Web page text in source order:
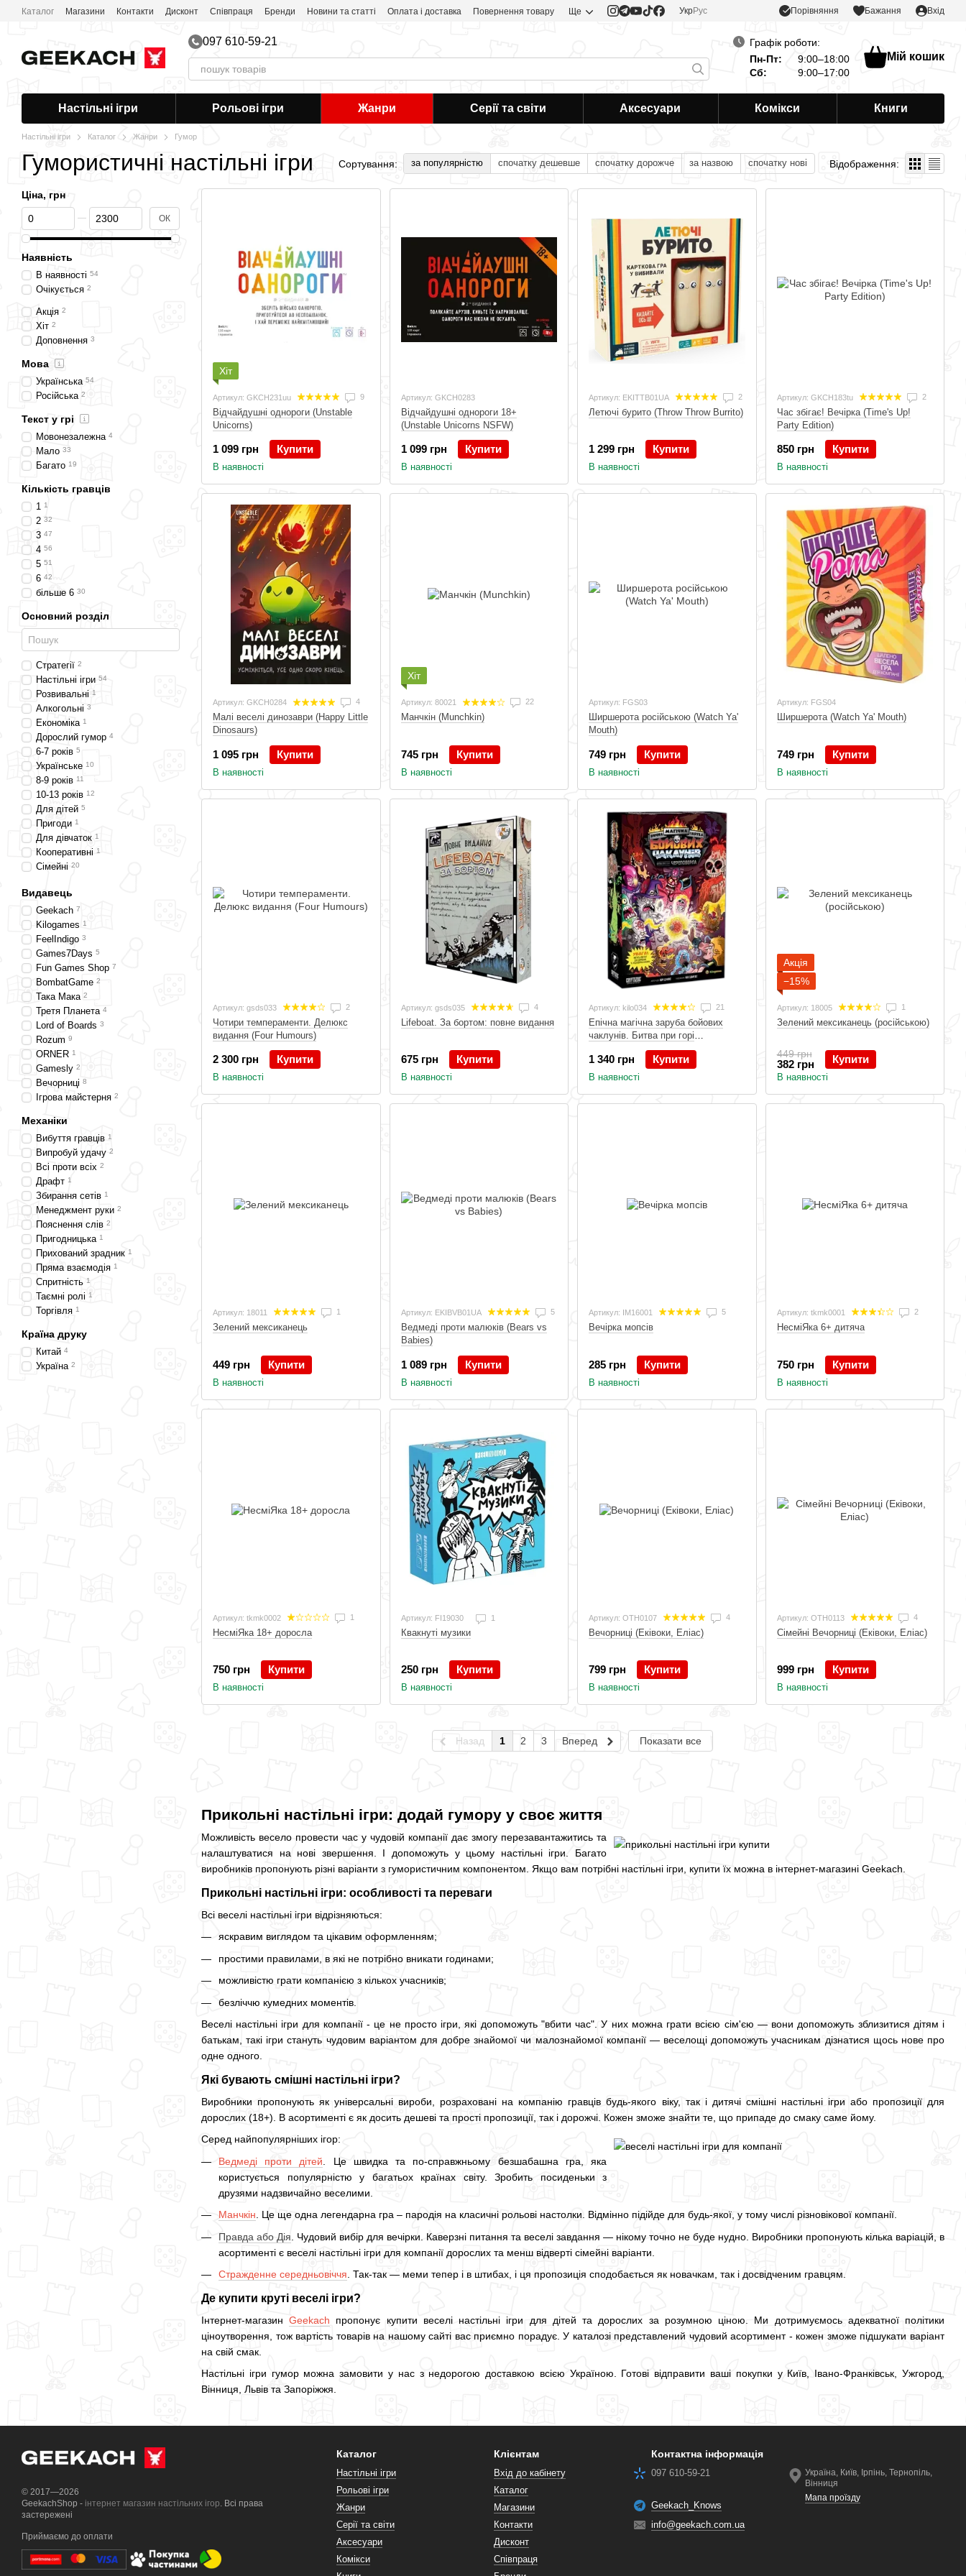
Перейти до основного контенту
Каталог Магазини Контакти Дисконт Співпраця Бренди Новини та статті Оплата і доставка Повернення товару Ще УкрРус Порівняння Бажання Вхід
097 610-59-21
Графік роботи:
Пн-Пт:
9:00–18:00
Сб:
9:00–17:00
Мій кошик
Настільні ігри Рольові ігри Жанри Серії та світи Аксесуари Комікси Книги
Настільні ігри Каталог Жанри Гумор
Гумористичні настільні ігри Сортування: за популярністю спочатку дешевше спочатку дорожче за назвою спочатку нові Відображення:
Прикольні настільні ігри: додай гумору у своє життя
Можливість весело провести час у чудовій компанії дає змогу перезавантажитись та
налаштуватися на нові звершення. І допоможуть у цьому настільні ігри. Багато
виробників пропонують різні варіанти з гумористичним компонентом. Якщо вам потрібні настільні ігри, купити їх можна в інтернет-магазині Geekach.
Прикольні настільні ігри: особливості та переваги
Всі веселі настільні ігри відрізняються:
яскравим виглядом та цікавим оформленням;
простими правилами, в які не потрібно вникати годинами;
можливістю грати компанією з кількох учасників;
безліччю кумедних моментів.
Веселі настільні ігри для компанії - це не просто ігри, які допоможуть "вбити час". У них можна грати всією сім'єю — вони допоможуть зблизитися дітям і
батькам, такі ігри стануть чудовим варіантом для добре знайомої чи малознайомої компанії — веселощі допоможуть учасникам дізнатися щось нове про
одне одного.
Які бувають смішні настільні ігри?
Виробники пропонують як універсальні вироби, розраховані на компанію гравців будь-якого віку, так і дитячі смішні настільні ігри або пропозиції для
дорослих (18+). В асортименті є як досить дешеві та прості пропозиції, так і дорожчі. Кожен зможе знайти те, що припаде до смаку саме йому.
Серед найпопулярніших ігор:
Ведмеді проти дітей . Це швидка та по-справжньому безшабашна гра, яка
користується популярністю у багатьох країнах світу. Зробить посиденьки з
друзями надзвичайно веселими.
Манчкін . Це ще одна легендарна гра – пародія на класичні рольові настолки. Відмінно підійде для будь-якої, у тому числі різновікової компанії.
Правда або Дія . Чудовий вибір для вечірки. Каверзні питання та веселі завдання — нікому точно не буде нудно. Виробники пропонують кілька варіацій, в
асортименті є веселі настільні ігри для компанії дорослих та менш відверті сімейні варіанти.
Стражденне середньовіччя . Так-так — меми тепер і в штибах, і ця пропозиція сподобається як новачкам, так і досвідченим гравцям.
Де купити круті веселі ігри?
Інтернет-магазинGeekach пропонує купити веселі настільні ігри для дітей та дорослих за розумною ціною. Ми дотримуємось адекватної політики
ціноутворення, тож вартість товарів на нашому сайті вас приємно порадує. У каталозі представлений чудовий асортимент - кожен зможе підшукати варіант
на свій смак.
Настільні ігри гумор можна замовити у нас з недорогою доставкою всією Україною. Готові відправити ваші покупки у Київ, Івано-Франківськ, Ужгород,
Вінниця, Львів та Запоріжжя.
Хіт
Артикул: GKCH231uu 9
Відчайдушні однороги (Unstable
Unicorns)
1 099 грн Купити
В наявності
Артикул: GKCH0283
Відчайдушні однороги 18+
(Unstable Unicorns NSFW)
1 099 грн Купити
В наявності
Артикул: EKITTB01UA 2
Летючі бурито (Throw Throw Burrito)
1 299 грн Купити
В наявності
Артикул: GKCH183tu 2
Час збігає! Вечірка (Time's Up!
Party Edition)
850 грн Купити
В наявності
Артикул: GKCH0284 4
Малі веселі динозаври (Happy Little
Dinosaurs)
1 095 грн Купити
В наявності
Хіт
Артикул: 80021 22
Манчкін (Munchkin)
745 грн Купити
В наявності
Артикул: FGS03
Ширшерота російською (Watch Ya'
Mouth)
749 грн Купити
В наявності
Артикул: FGS04
Ширшерота (Watch Ya' Mouth)
749 грн Купити
В наявності
Артикул: gsds033 2
Чотири темпераменти. Делюкс
видання (Four Humours)
2 300 грн Купити
В наявності
Артикул: gsds035 4
Lifeboat. За бортом: повне видання
675 грн Купити
В наявності
Артикул: kilo034 21
Епічна магічна заруба бойових
чаклунів. Битва при горі
1 340 грн Купити
В наявності
Акція
−15%
Артикул: 18005 1
Зелений мексиканець (російською)
449 грн
382 грн Купити
В наявності
Артикул: 18011 1
Зелений мексиканець
449 грн Купити
В наявності
Артикул: EKIBVB01UA 5
Ведмеді проти малюків (Bears vs
Babies)
1 089 грн Купити
В наявності
Артикул: IM16001 5
Вечірка мопсів
285 грн Купити
В наявності
Артикул: tkmk0001 2
НесміЯка 6+ дитяча
750 грн Купити
В наявності
Артикул: tkmk0002 1
НесміЯка 18+ доросла
750 грн Купити
В наявності
Артикул: FI19030 1
Квакнуті музики
250 грн Купити
В наявності
Артикул: OTH0107 4
Вечорниці (Еківоки, Еліас)
799 грн Купити
В наявності
Артикул: OTH0113 4
Сімейні Вечорниці (Еківоки, Еліас)
999 грн Купити
В наявності
Назад 1 2 3 Вперед Показати все
Ціна, грн
Від Ціна, грн
До Ціна, грн ОК
Наявність
В наявності 54
Очікується 2
Акція 2
Хіт 2
Доповнення 3
Мова
Українська 54
Російська 2
Текст у грі
Мовонезалежна 4
Мало 33
Багато 19
Кількість гравців
1 1
2 32
3 47
4 56
5 51
6 42
більше 6 30
Основний розділ
Стратегії 2
Настільні ігри 54
Розвивальні 1
Алкогольні 3
Економіка 1
Дорослий гумор 4
6-7 років 5
Українське 10
8-9 років 11
10-13 років 12
Для дітей 5
Пригоди 1
Для дівчаток 1
Кооперативні 1
Сімейні 20
Для підлітків
На удачу 8
Для компанії
Новачкам 53
На спритність
Логічні 4
Швидкі 34
Мафія 2
Соло 1
Дорожні 10
Творчі 17
Для дорослих
Фентезі 9
Гумор 56
Манчкін 4
Еківоки
На асоціації 8
Розмовні 2
Видавець
Geekach 7
Kilogames 1
FeelIndigo 3
Games7Days 5
Fun Games Shop 7
BombatGame 2
Така Мака 2
Третя Планета 4
Lord of Boards 3
Rozum 9
ORNER 1
Gamesly 2
Вечорниці 8
Ігрова майстерня 2
Механіки
Вибуття гравців 1
Випробуй удачу 2
Всі проти всіх 2
Драфт 1
Збирання сетів 1
Менеджмент руки 2
Пояснення слів 2
Пригодницька 1
Прихований зрадник 1
Пряма взаємодія 1
Спритність 1
Таємні ролі 1
Торгівля 1
Країна друку
Китай 4
Україна 2
© 2017—2026
GeekachShop - інтернет магазин настільних ігор. Всі права
застережені
Приймаємо до оплати
Каталог
Настільні ігри
Рольові ігри
Жанри
Серії та світи
Аксесуари
Комікси
Клієнтам
Вхід до кабінету
Каталог
Магазини
Контакти
Дисконт
Співпраця
Контактна інформація
097 610-59-21
Geekach_Knows
info@geekach.com.ua
Україна, Київ, Ірпінь, Тернопіль,
Вінниця
Мапа проїзду